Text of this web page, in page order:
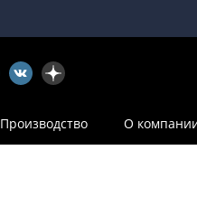
Производство О